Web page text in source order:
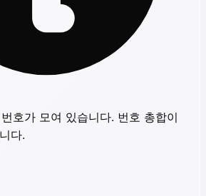
호가 모여 있습니다. 번호 총합이
다.